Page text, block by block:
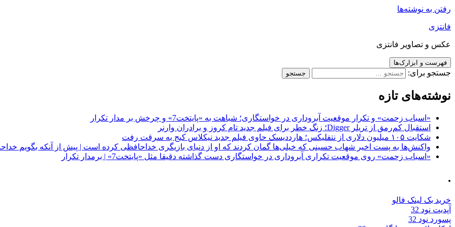
رفتن به نوشته‌ها
فانتزی
عکس و تصاویر فانتزی
فهرست و ابزارک‌ها
جستجو برای:
نوشته‌های تازه
«اسباب زحمت» و تکرار موقعیت آبروداری در خواستگاری؛ شباهت به «پایتخت7» و چرخش بر مدار تکرار
استقبال کم‌رمق از تریلر Digger؛ زنگ خطر برای فیلم جدید تام کروز و برادران وارنر
شکایت ۱۰۵ میلیون دلاری از نتفلیکس؛ هارددیسک حاوی فیلم جدید نیکلاس کیج به سرقت رفت
واکنش‌ها به پست اخیر شهاب حسینی که خیلی‌ها گمان کردند که او از دنیای بازیگری خداحافظی کرده است | پیش از آنکه بگویم
«اسباب زحمت» روی موقعیت تکراری آبروداری در خواستگاری دست گذاشته دقیقا مثل «پایتخت7» | برمدار تکرار
.
خرید بک لینک فالو
آپدیت نود 32
پسورد نود 32